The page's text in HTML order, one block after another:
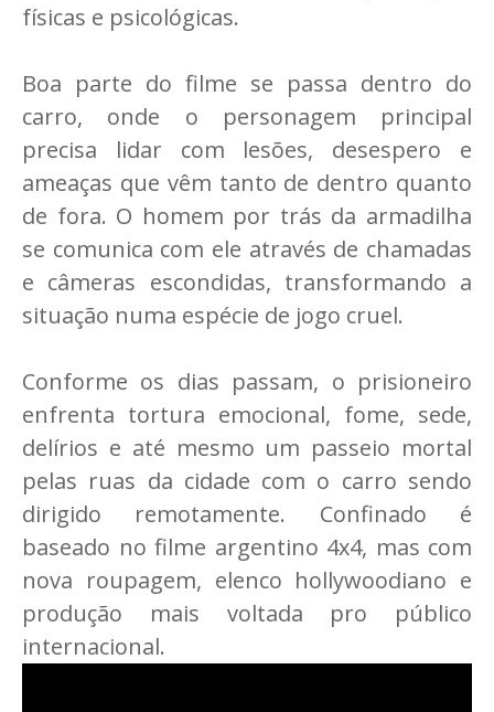
físicas e psicológicas.
Boa parte do filme se passa dentro do
carro, onde o personagem principal
precisa lidar com lesões, desespero e
ameaças que vêm tanto de dentro quanto
de fora. O homem por trás da armadilha
se comunica com ele através de chamadas
e câmeras escondidas, transformando a
situação numa espécie de jogo cruel.
Conforme os dias passam, o prisioneiro
enfrenta tortura emocional, fome, sede,
delírios e até mesmo um passeio mortal
pelas ruas da cidade com o carro sendo
dirigido remotamente. Confinado é
baseado no filme argentino 4x4, mas com
nova roupagem, elenco hollywoodiano e
produção mais voltada pro público
internacional.